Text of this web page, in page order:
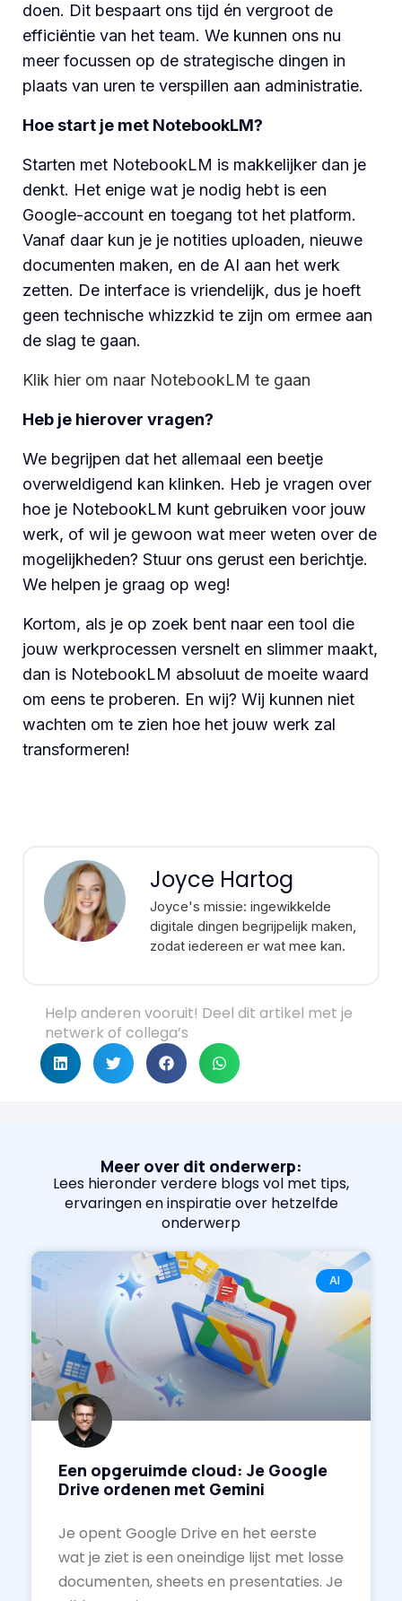
doen. Dit bespaart ons tijd én vergroot de
efficiëntie van het team. We kunnen ons nu
meer focussen op de strategische dingen in
plaats van uren te verspillen aan administratie.
Hoe start je met NotebookLM?
Starten met NotebookLM is makkelijker dan je
denkt. Het enige wat je nodig hebt is een
Google-account en toegang tot het platform.
Vanaf daar kun je je notities uploaden, nieuwe
documenten maken, en de AI aan het werk
zetten. De interface is vriendelijk, dus je hoeft
geen technische whizzkid te zijn om ermee aan
de slag te gaan.
Klik hier om naar NotebookLM te gaan
Heb je hierover vragen?
We begrijpen dat het allemaal een beetje
overweldigend kan klinken. Heb je vragen over
hoe je NotebookLM kunt gebruiken voor jouw
werk, of wil je gewoon wat meer weten over de
mogelijkheden? Stuur ons gerust een berichtje.
We helpen je graag op weg!
Kortom, als je op zoek bent naar een tool die
jouw werkprocessen versnelt en slimmer maakt,
dan is NotebookLM absoluut de moeite waard
om eens te proberen. En wij? Wij kunnen niet
wachten om te zien hoe het jouw werk zal
transformeren!
Joyce Hartog
Joyce's missie: ingewikkelde
digitale dingen begrijpelijk maken,
zodat iedereen er wat mee kan.
Help anderen vooruit! Deel dit artikel met je
netwerk of collega’s
Meer over dit onderwerp:
Lees hieronder verdere blogs vol met tips,
ervaringen en inspiratie over hetzelfde
onderwerp
AI
Een opgeruimde cloud: Je Google
Drive ordenen met Gemini
Je opent Google Drive en het eerste
wat je ziet is een oneindige lijst met losse
documenten, sheets en presentaties. Je